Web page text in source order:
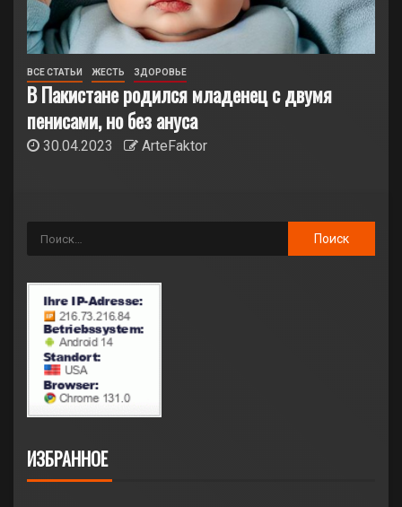
ВСЕ СТАТЬИ ЖЕСТЬ ЗДОРОВЬЕ
В Пакистане родился младенец с двумя
пенисами, но без ануса
30.04.2023 ArteFaktor
ИЗБРАННОЕ